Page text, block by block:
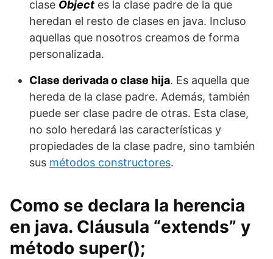
clase Object es la clase padre de la que
heredan el resto de clases en java. Incluso
aquellas que nosotros creamos de forma
personalizada.
Clase derivada o clase hija. Es aquella que
hereda de la clase padre. Además, también
puede ser clase padre de otras. Esta clase,
no solo heredará las características y
propiedades de la clase padre, sino también
sus métodos constructores.
Como se declara la herencia
en java. Cláusula “extends” y
método super();